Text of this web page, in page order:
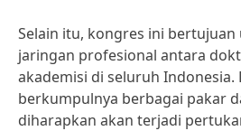
Selain itu, kongres ini
jaringan profesional antara
akademisi di seluruh Indonesia.
berkumpulnya berbagai pakar
diharapkan akan terjadi